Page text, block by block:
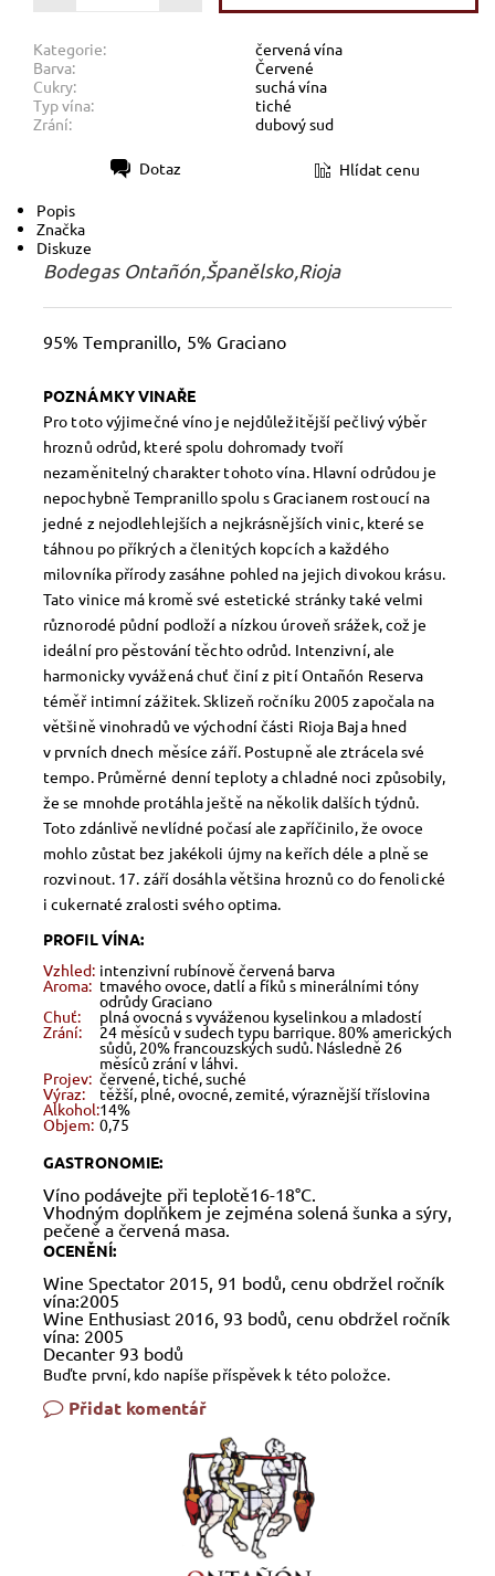
Kategorie:
červená vína
Barva:
Červené
Cukry:
suchá vína
Typ vína:
tiché
Zrání:
dubový sud
Dotaz Hlídat cenu
Popis
Značka
Diskuze
Bodegas Ontañón,Španělsko,Rioja
95% Tempranillo, 5% Graciano
POZNÁMKY VINAŘE
Pro toto výjimečné víno je nejdůležitější pečlivý výběr
hroznů odrůd, které spolu dohromady tvoří
nezaměnitelný charakter tohoto vína. Hlavní odrůdou je
nepochybně Tempranillo spolu s Gracianem rostoucí na
jedné z nejodlehlejších a nejkrásnějších vinic, které se
táhnou po příkrých a členitých kopcích a každého
milovníka přírody zasáhne pohled na jejich divokou krásu.
Tato vinice má kromě své estetické stránky také velmi
různorodé půdní podloží a nízkou úroveň srážek, což je
ideální pro pěstování těchto odrůd. Intenzivní, ale
harmonicky vyvážená chuť činí z pití Ontañón Reserva
téměř intimní zážitek. Sklizeň ročníku 2005 započala na
většině vinohradů ve východní části Rioja Baja hned
v prvních dnech měsíce září. Postupně ale ztrácela své
tempo. Průměrné denní teploty a chladné noci způsobily,
že se mnohde protáhla ještě na několik dalších týdnů.
Toto zdánlivě nevlídné počasí ale zapříčinilo, že ovoce
mohlo zůstat bez jakékoli újmy na keřích déle a plně se
rozvinout. 17. září dosáhla většina hroznů co do fenolické
i cukernaté zralosti svého optima.
PROFIL VÍNA:
Vzhled: intenzivní rubínově červená barva
Aroma: tmavého ovoce, datlí a fíků s minerálními tóny
odrůdy Graciano
Chuť: plná ovocná s vyváženou kyselinkou a mladostí
Zrání: 24 měsíců v sudech typu barrique. 80% amerických
sůdů, 20% francouzských sudů. Následně 26
měsíců zrání v láhvi.
Projev: červené, tiché, suché
Výraz: těžší, plné, ovocné, zemité, výraznější tříslovina
Alkohol:14%
Objem: 0,75
GASTRONOMIE:
Víno podávejte při teplotě16-18°C.
Vhodným doplňkem je zejména solená šunka a sýry,
pečeně a červená masa.
OCENĚNÍ:
Wine Spectator 2015, 91 bodů, cenu obdržel ročník
vína:2005
Wine Enthusiast 2016, 93 bodů, cenu obdržel ročník
vína: 2005
Decanter 93 bodů
Buďte první, kdo napíše příspěvek k této položce.
Přidat komentář